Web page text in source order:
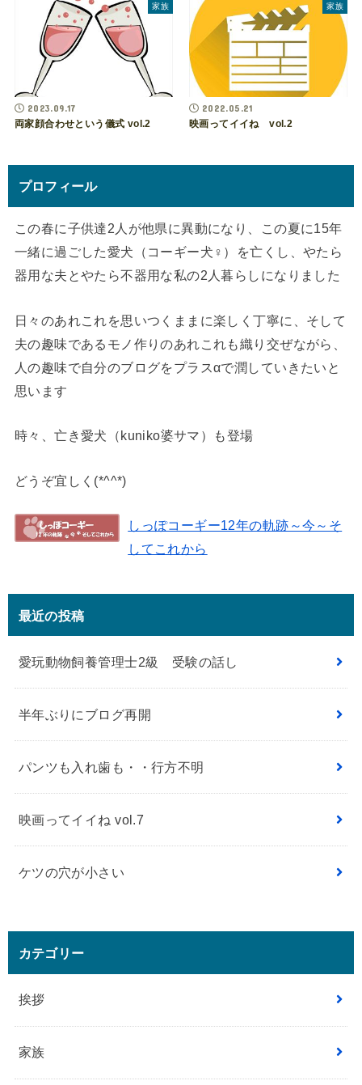
家族
2023.09.17
両家顔合わせという儀式 vol.2
家族
2022.05.21
映画ってイイね vol.2
プロフィール
この春に子供達2人が他県に異動になり、この夏に15年
一緒に過ごした愛犬（コーギー犬♀）を亡くし、やたら
器用な夫とやたら不器用な私の2人暮らしになりました
日々のあれこれを思いつくままに楽しく丁寧に、そして
夫の趣味であるモノ作りのあれこれも織り交ぜながら、
人の趣味で自分のブログをプラスαで潤していきたいと
思います
時々、亡き愛犬（kuniko婆サマ）も登場
どうぞ宜しく(*^^*)
しっぽコーギー12年の軌跡～今～そ
してこれから
最近の投稿
愛玩動物飼養管理士2級 受験の話し
半年ぶりにブログ再開
パンツも入れ歯も・・行方不明
映画ってイイね vol.7
ケツの穴が小さい
カテゴリー
挨拶
家族